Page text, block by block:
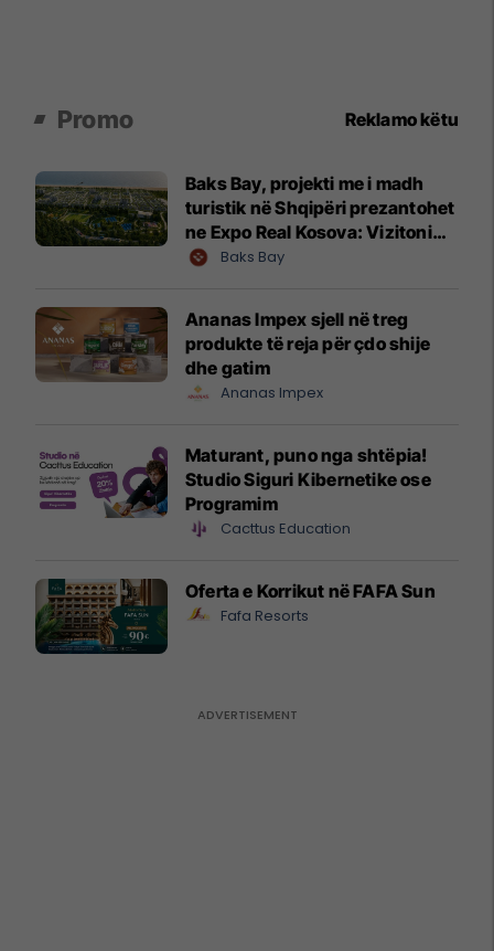
Promo Reklamo këtu
Baks Bay, projekti me i madh
turistik në Shqipëri prezantohet
ne Expo Real Kosova: Vizitoni
shtandin dhe zbuloni
Baks Bay
Ananas Impex sjell në treg
produkte të reja për çdo shije
dhe gatim
Ananas Impex
Maturant, puno nga shtëpia!
Studio Siguri Kibernetike ose
Programim
Cacttus Education
Oferta e Korrikut në FAFA Sun
Fafa Resorts